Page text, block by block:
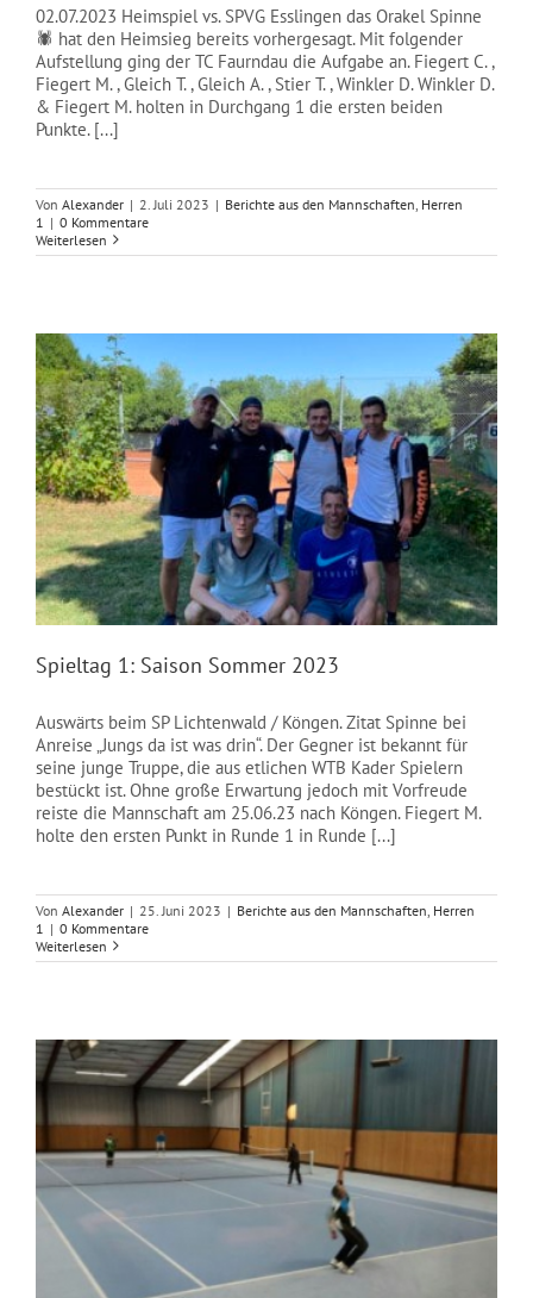
02.07.2023 Heimspiel vs. SPVG Esslingen das Orakel Spinne
🕷️ hat den Heimsieg bereits vorhergesagt. Mit folgender
Aufstellung ging der TC Faurndau die Aufgabe an. Fiegert C. ,
Fiegert M. , Gleich T. , Gleich A. , Stier T. , Winkler D. Winkler D.
& Fiegert M. holten in Durchgang 1 die ersten beiden
Punkte. [...]
Von Alexander | 2. Juli 2023 | Berichte aus den Mannschaften Herren
1 | 0 Kommentare
Weiterlesen
Spieltag 1: Saison Sommer 2023
Auswärts beim SP Lichtenwald / Köngen. Zitat Spinne bei
Anreise „Jungs da ist was drin“. Der Gegner ist bekannt für
seine junge Truppe, die aus etlichen WTB Kader Spielern
bestückt ist. Ohne große Erwartung jedoch mit Vorfreude
reiste die Mannschaft am 25.06.23 nach Köngen. Fiegert M.
holte den ersten Punkt in Runde 1 in Runde [...]
Von Alexander | 25. Juni 2023 | Berichte aus den Mannschaften Herren
1 | 0 Kommentare
Weiterlesen